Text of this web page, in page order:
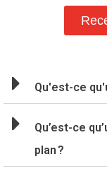
Qu'est-ce
Qu’est-ce
plan ?